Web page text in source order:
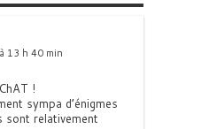
13 h 40 min
!
sympa d’énigmes
sont relativement